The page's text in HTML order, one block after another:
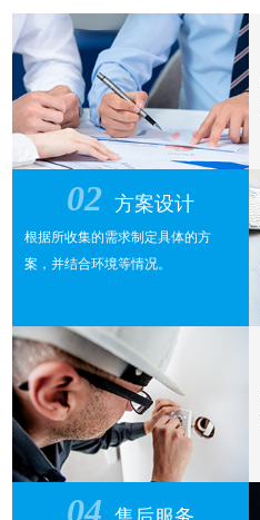
02 方案设计
根据所收集的需求制定具体的方
案，并结合环境等情况。
04